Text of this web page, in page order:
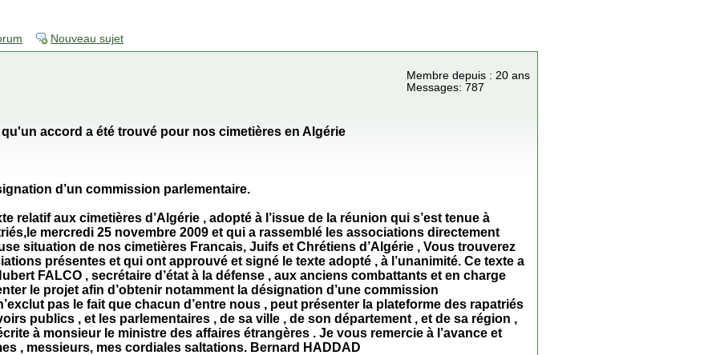
Nouveau sujet
Membre depuis : 20 ans
Messages: 787
accord a été trouvé pour nos cimetières en Algérie
d’un commission parlementaire.
relatif aux cimetières d’Algérie , adopté à l’issue de la réunion qui s’est tenue à
mercredi 25 novembre 2009 et qui a rassemblé les associations directement
situation de nos cimetières Francais, Juifs et Chrétiens d’Algérie , Vous trouverez
présentes et qui ont approuvé et signé le texte adopté , à l’unanimité. Ce texte a
FALCO , secrétaire d’état à la défense , aux anciens combattants et en charge
le projet afin d’obtenir notamment la désignation d’une commission
pas le fait que chacun d’entre nous , peut présenter la plateforme des rapatriés
publics , et les parlementaires , de sa ville , de son département , et de sa région ,
à monsieur le ministre des affaires étrangères . Je vous remercie à l’avance et
, messieurs, mes cordiales saltations. Bernard HADDAD